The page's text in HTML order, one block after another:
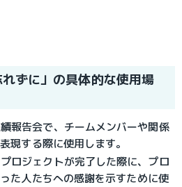
れずに」の具体的な使用場
報告会で、チームメンバーや関係
現する際に使用します。
プロジェクトが完了した際に、プロ
た人たちへの感謝を示すために使